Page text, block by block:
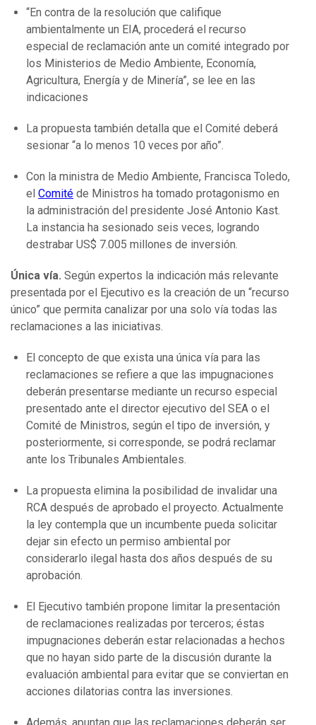
“En contra de la resolución que califique
ambientalmente un EIA, procederá el recurso
especial de reclamación ante un comité integrado por
los Ministerios de Medio Ambiente, Economía,
Agricultura, Energía y de Minería”, se lee en las
indicaciones
La propuesta también detalla que el Comité deberá
sesionar “a lo menos 10 veces por año”.
Con la ministra de Medio Ambiente, Francisca Toledo,
el Comité de Ministros ha tomado protagonismo en
la administración del presidente José Antonio Kast.
La instancia ha sesionado seis veces, logrando
destrabar US$ 7.005 millones de inversión.
Única vía. Según expertos la indicación más relevante
presentada por el Ejecutivo es la creación de un “recurso
único” que permita canalizar por una solo vía todas las
reclamaciones a las iniciativas.
El concepto de que exista una única vía para las
reclamaciones se refiere a que las impugnaciones
deberán presentarse mediante un recurso especial
presentado ante el director ejecutivo del SEA o el
Comité de Ministros, según el tipo de inversión, y
posteriormente, si corresponde, se podrá reclamar
ante los Tribunales Ambientales.
La propuesta elimina la posibilidad de invalidar una
RCA después de aprobado el proyecto. Actualmente
la ley contempla que un incumbente pueda solicitar
dejar sin efecto un permiso ambiental por
considerarlo ilegal hasta dos años después de su
aprobación.
El Ejecutivo también propone limitar la presentación
de reclamaciones realizadas por terceros; éstas
impugnaciones deberán estar relacionadas a hechos
que no hayan sido parte de la discusión durante la
evaluación ambiental para evitar que se conviertan en
acciones dilatorias contra las inversiones.